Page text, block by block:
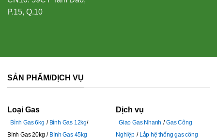
P.15, Q.10
SẢN PHẨM/DỊCH VỤ
Loại Gas
Bình Gas 6kg
Bình Gas 12kg
Bình Gas 20kg
Bình Gas 45kg
Dịch vụ
Giao Gas Nhanh
Gas Công
Nghiệp
Lắp hệ thống gas công